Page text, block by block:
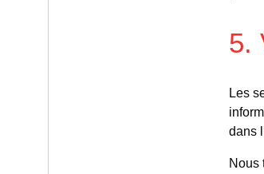
5.
Les
dans
Nous